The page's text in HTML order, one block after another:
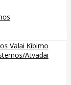
Valai Kibimo
Atvadai